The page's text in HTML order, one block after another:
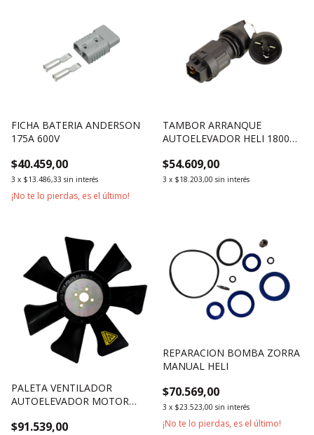
FICHA BATERIA ANDERSON
175A 600V
$40.459,00
3 x $13.486,33 sin interés
¡No te lo pierdas, es el último!
TAMBOR ARRANQUE
AUTOELEVADOR HELI 1800KG
$54.609,00
3 x $18.203,00 sin interés
PALETA VENTILADOR
AUTOELEVADOR MOTOR
$91.539,00
REPARACION BOMBA ZORRA
MANUAL HELI
$70.569,00
3 x $23.523,00 sin interés
¡No te lo pierdas, es el último!